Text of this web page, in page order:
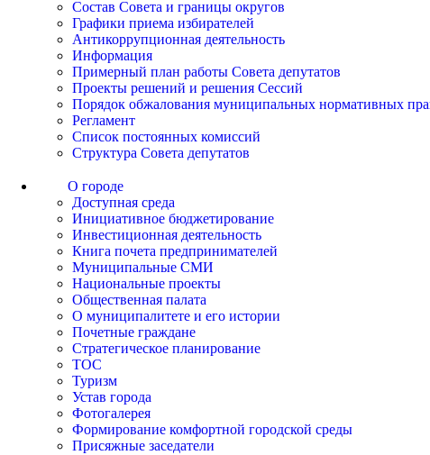
Состав Совета и границы округов
Графики приема избирателей
Антикоррупционная деятельность
Информация
Примерный план работы Совета депутатов
Проекты решений и решения Сессий
Порядок обжалования муниципальных нормативных
Регламент
Список постоянных комиссий
Структура Совета депутатов
О городе
Доступная среда
Инициативное бюджетирование
Инвестиционная деятельность
Книга почета предпринимателей
Муниципальные СМИ
Национальные проекты
Общественная палата
О муниципалитете и его истории
Почетные граждане
Стратегическое планирование
ТОС
Туризм
Устав города
Фотогалерея
Формирование комфортной городской среды
Присяжные заседатели